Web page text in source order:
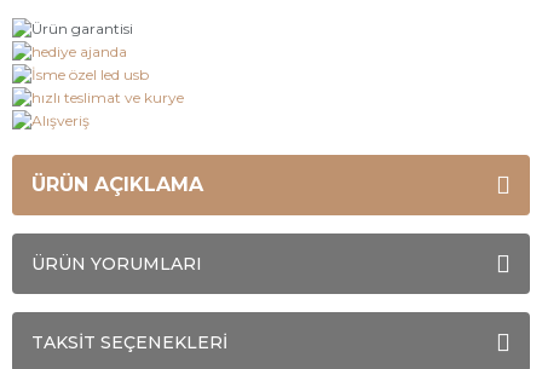
ÜRÜN AÇIKLAMA
ÜRÜN YORUMLARI
TAKSİT SEÇENEKLERİ